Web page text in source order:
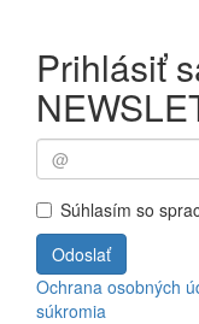
Prihlásiť
Súhlasím so
Odoslať
Ochrana osobných
súkromia